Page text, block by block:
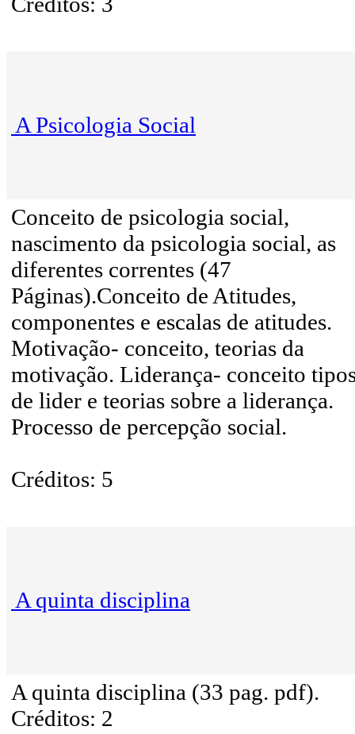
A Psicologia Social
Conceito de psicologia social,
nascimento da psicologia social, as
diferentes correntes (47
Páginas).Conceito de Atitudes,
componentes e escalas de atitudes.
Motivação- conceito, teorias da
motivação. Liderança- conceito
de lider e teorias sobre a liderança.
Processo de percepção social.
Créditos: 5
A quinta disciplina
A quinta disciplina (33 pag. pdf).
Créditos: 2